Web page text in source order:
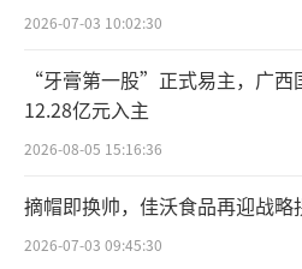
据悉，以“果链”企
精密目前主要经营消费
心、汽车等业务，公司
造基地，分布于越南、
亚、罗马尼亚、摩洛哥
2026-07-03 10:02:30
“牙膏第一股”正式易主，广西
12.28亿元入主
2026-08-05 15:16:36
摘帽即换帅，佳沃食品再迎战略
2026-07-03 09:45:30